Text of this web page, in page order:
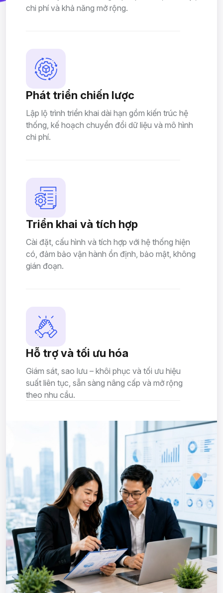
chi phí và khả năng mở rộng.
Phát triển chiến lược
Lập lộ trình triển khai dài hạn gồm kiến trúc hệ
thống, kế hoạch chuyển đổi dữ liệu và mô hình
chi phí.
Triển khai và tích hợp
Cài đặt, cấu hình và tích hợp với hệ thống hiện
có, đảm bảo vận hành ổn định, bảo mật, không
gián đoạn.
Hỗ trợ và tối ưu hóa
Giám sát, sao lưu – khôi phục và tối ưu hiệu
suất liên tục, sẵn sàng nâng cấp và mở rộng
theo nhu cầu.